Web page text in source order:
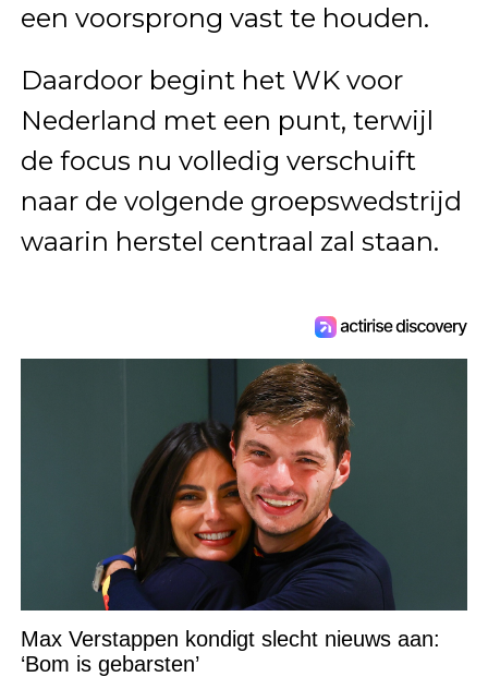
een voorsprong vast te houden.
Daardoor begint het WK voor
Nederland met een punt, terwijl
de focus nu volledig verschuift
naar de volgende groepswedstrijd
waarin herstel centraal zal staan.
Max Verstappen kondigt slecht nieuws aan:
‘Bom is gebarsten’